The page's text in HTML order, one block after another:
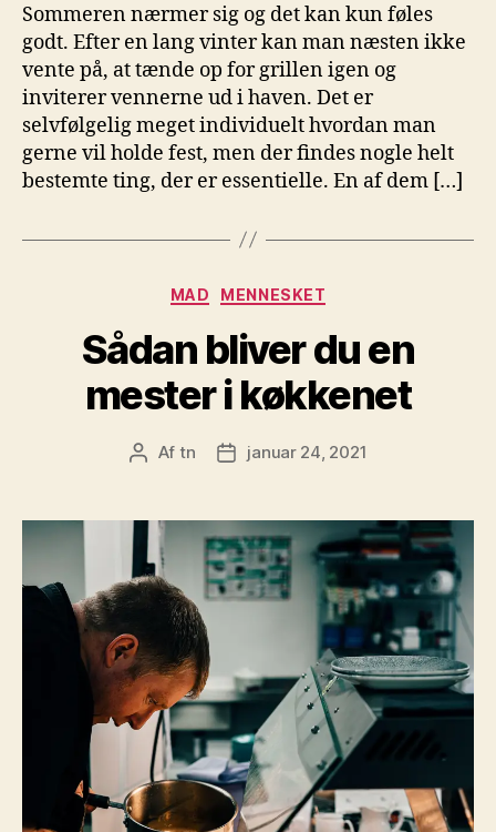
Sommeren nærmer sig og det kan kun føles
godt. Efter en lang vinter kan man næsten ikke
vente på, at tænde op for grillen igen og
inviterer vennerne ud i haven. Det er
selvfølgelig meget individuelt hvordan man
gerne vil holde fest, men der findes nogle helt
bestemte ting, der er essentielle. En af dem […]
Kategorier
MAD MENNESKET
Sådan bliver du en
mester i køkkenet
Indlægsforfatter
Af tn Indlægsdato
januar 24, 2021